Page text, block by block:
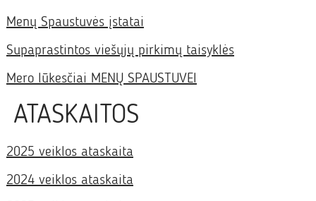
Menų Spaustuvės įstatai
Supaprastintos viešųjų pirkimų taisyklės
Mero lūkesčiai MENŲ SPAUSTUVEI
ATASKAITOS
2025 veiklos ataskaita
2024 veiklos ataskaita